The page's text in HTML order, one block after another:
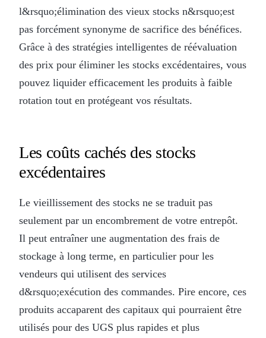
l&rsquo;élimination des vieux stocks n&rsquo;est
pas forcément synonyme de sacrifice des bénéfices.
Grâce à des stratégies intelligentes de réévaluation
des prix pour éliminer les stocks excédentaires, vous
pouvez liquider efficacement les produits à faible
rotation tout en protégeant vos résultats.
Les coûts cachés des stocks
excédentaires
Le vieillissement des stocks ne se traduit pas
seulement par un encombrement de votre entrepôt.
Il peut entraîner une augmentation des frais de
stockage à long terme, en particulier pour les
vendeurs qui utilisent des services
d&rsquo;exécution des commandes. Pire encore, ces
produits accaparent des capitaux qui pourraient être
utilisés pour des UGS plus rapides et plus